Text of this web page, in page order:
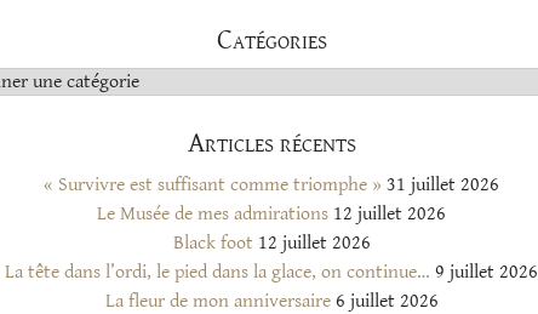
Catégories
Articles récents
« Survivre est suffisant comme triomphe » 31 juillet 2026
Le Musée de mes admirations 12 juillet 2026
Black foot 12 juillet 2026
La tête dans l’ordi, le pied dans la glace, on continue… 9 juillet 2026
La fleur de mon anniversaire 6 juillet 2026